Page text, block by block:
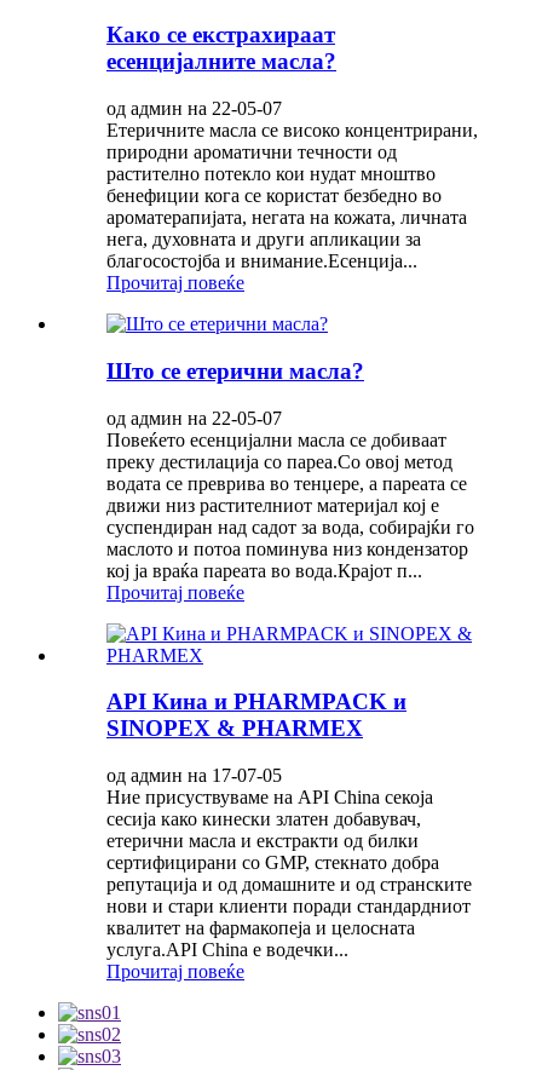
Како се екстрахираат
есенцијалните масла?
од админ на 22-05-07
Етеричните масла се високо концентрирани,
природни ароматични течности од
растително потекло кои нудат мноштво
бенефиции кога се користат безбедно во
ароматерапијата, негата на кожата, личната
нега, духовната и други апликации за
благосостојба и внимание.Есенција...
Прочитај повеќе
Што се етерични масла?
од админ на 22-05-07
Повеќето есенцијални масла се добиваат
преку дестилација со пареа.Со овој метод
водата се преврива во тенџере, а пареата се
движи низ растителниот материјал кој е
суспендиран над садот за вода, собирајќи го
маслото и потоа поминува низ кондензатор
кој ја враќа пареата во вода.Крајот п...
Прочитај повеќе
API Кина и PHARMPACK и
SINOPEX & PHARMEX
од админ на 17-07-05
Ние присуствуваме на API China секоја
сесија како кинески златен добавувач,
етерични масла и екстракти од билки
сертифицирани со GMP, стекнато добра
репутација и од домашните и од странските
нови и стари клиенти поради стандардниот
квалитет на фармакопеја и целосната
услуга.API China е водечки...
Прочитај повеќе